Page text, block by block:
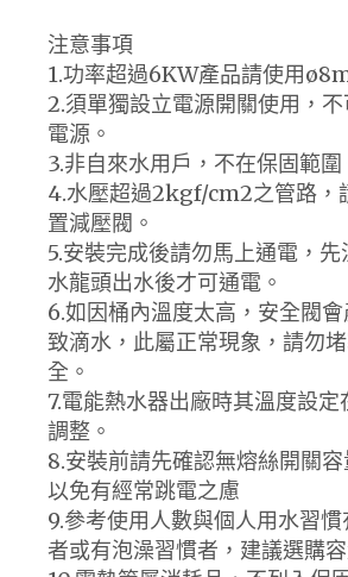
注意事項
1.功率超過6KW產品請使用
2.須單獨設立電源開關使用，
電源。
3.非自來水用戶，不在保固範圍
4.水壓超過2kgf/cm2之管路，
置減壓閥。
5.安裝完成後請勿馬上通電，
水龍頭出水後才可通電。
6.如因桶內溫度太高，安全閥
致滴水，此屬正常現象，請勿
全。
7.電能熱水器出廠時其溫度設
調整。
8.安裝前請先確認無熔絲開關容
以免有經常跳電之慮
9.參考使用人數與個人用水習
者或有泡澡習慣者，建議選購